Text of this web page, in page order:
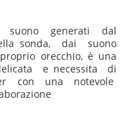
suono generati dal
sonda, dai suono
orecchio, è una
e necessita di
con una notevole